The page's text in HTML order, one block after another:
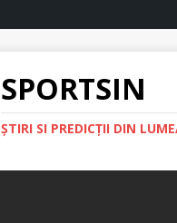
SPORTSIN
ŞTIRI SI PREDICŢII DIN